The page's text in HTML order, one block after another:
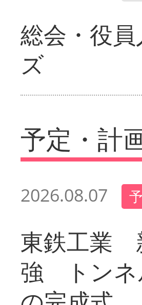
総会・役
ズ
予定・計
2026.08.07
東鉄工業
強 トンネ